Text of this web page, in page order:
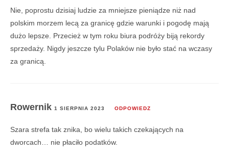
Nie, poprostu dzisiaj ludzie za mniejsze pieniądze niż nad
polskim morzem lecą za granicę gdzie warunki i pogodę mają
dużo lepsze. Przecież w tym roku biura podróży biją rekordy
sprzedaży. Nigdy jeszcze tylu Polaków nie było stać na wczasy
za granicą.
Rowernik 1 SIERPNIA 2023 ODPOWIEDZ
Szara strefa tak znika, bo wielu takich czekających na
dworcach… nie płaciło podatków.